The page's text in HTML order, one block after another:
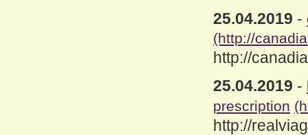
25.04.2019 -
(http://
http://
25.04.2019 -
prescription
http://